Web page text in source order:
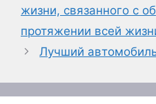
жизни, связанного с
протяжении всей
Лучший